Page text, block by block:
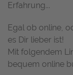
Erfahrung...
Egal ob online,
es Dir lieber ist!
Mit folgendem
bequem online